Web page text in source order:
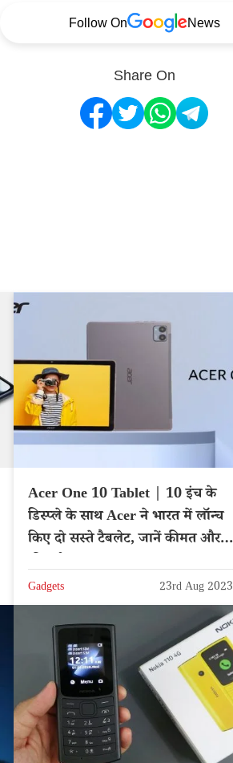
Follow On News
Share On
Acer One 10 Tablet | 10 इंच के
डिस्प्ले के साथ Acer ने भारत में लॉन्च
किए दो सस्ते टैबलेट, जानें कीमत और
Gadgets 23rd Aug 2023